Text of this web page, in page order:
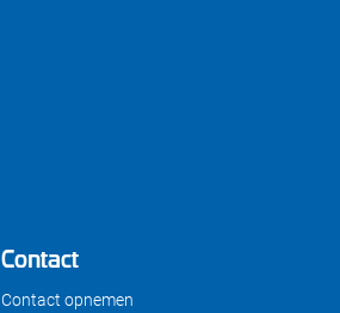
Contact
Contact opnemen